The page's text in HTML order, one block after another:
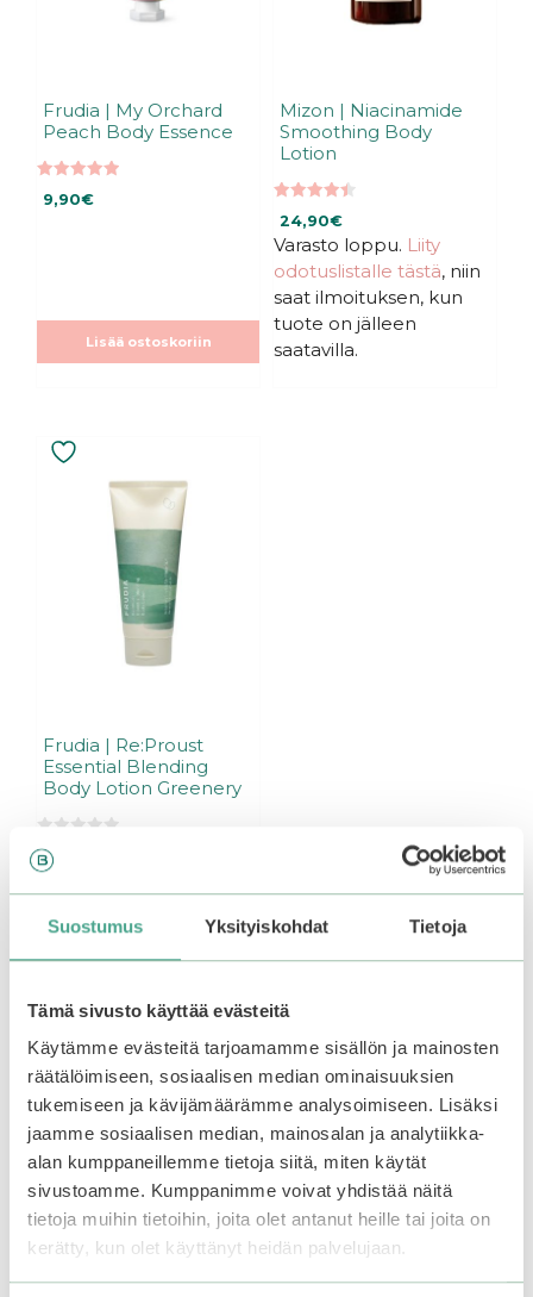
Suostumus Yksityiskohdat Tietoja
Tämä sivusto käyttää evästeitä
Käytämme evästeitä tarjoamamme sisällön ja mainosten
räätälöimiseen, sosiaalisen median ominaisuuksien
tukemiseen ja kävijämäärämme analysoimiseen. Lisäksi
jaamme sosiaalisen median, mainosalan ja analytiikka-
alan kumppaneillemme tietoja siitä, miten käytät
sivustoamme. Kumppanimme voivat yhdistää näitä
tietoja muihin tietoihin, joita olet antanut heille tai joita on
kerätty, kun olet käyttänyt heidän palvelujaan.
Frudia | My Orchard
Peach Body Essence
5:stä
9,90€
Lisää ostoskoriin
Mizon | Niacinamide
Smoothing Body
Lotion
5:stä
24,90€
Varasto loppu. Liity
odotuslistalle tästä, niin
saat ilmoituksen, kun
tuote on jälleen
saatavilla.
Frudia | Re:Proust
Essential Blending
Body Lotion Greenery
0
5
:
12,90
Varasto loppu.
saat ilmoituksen, kun
tuote on jälleen
Tutustu myös